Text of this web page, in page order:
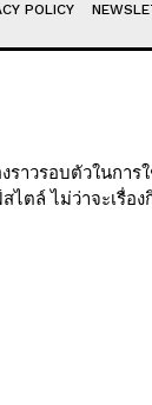
POLICY
ราวรอบตัวในการ
ไตล์ ไม่ว่าจะเรื่อ